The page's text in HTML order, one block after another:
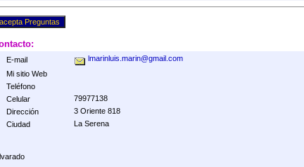
E-mail
lmarinluis.marin@gmail.com
Mi sitio Web
Teléfono
Celular
79977138
Dirección
3 Oriente 818
Ciudad
La Serena